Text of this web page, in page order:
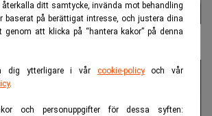
återkalla ditt samtycke, invända mot behandling
baserat på berättigat intresse, och justera dina
att klicka på “hantera kakor” på denna
dig ytterligare i vår cookie-policyoch vår
.
och personuppgifter för dessa syften:
stoppa slöseriet